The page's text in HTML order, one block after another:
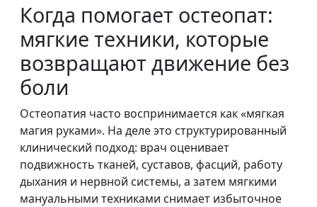
Когда помогает остеопат:
мягкие техники, которые
возвращают движение без
боли
Остеопатия часто воспринимается как «мягкая
магия руками». На деле это структурированный
клинический подход: врач оценивает
подвижность тканей, суставов, фасций, работу
дыхания и нервной системы, а затем мягкими
мануальными техниками снимает избыточное